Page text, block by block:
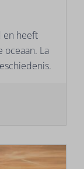
en heeft
oceaan. La